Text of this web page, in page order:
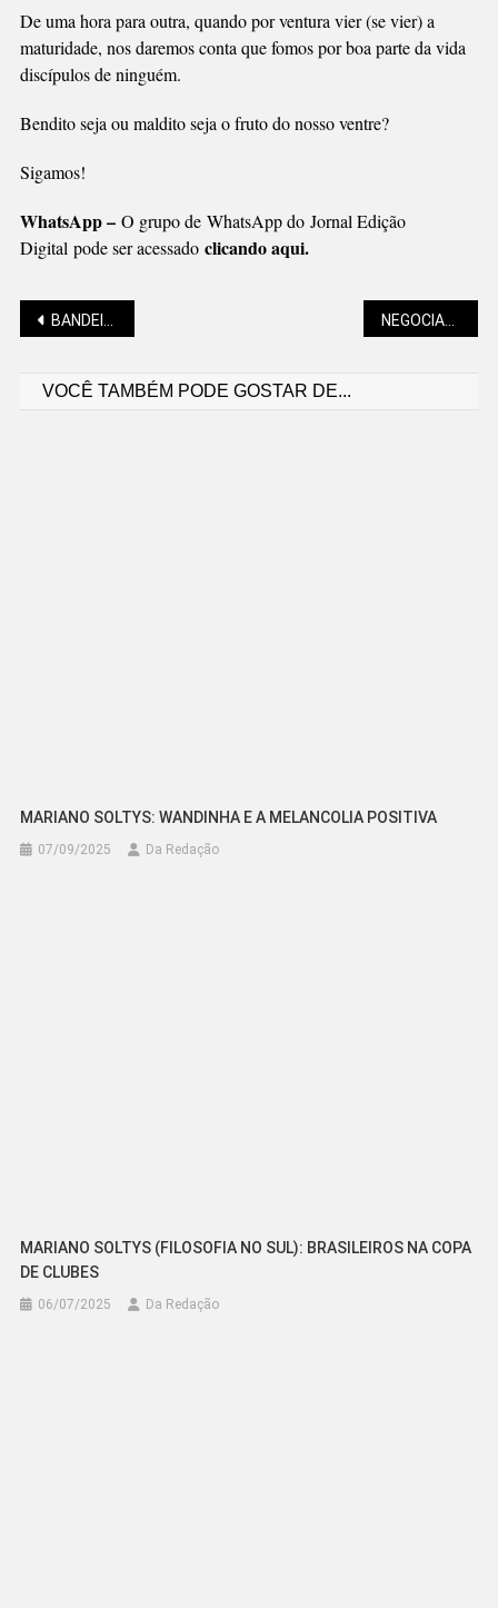
De uma hora para outra, quando por ventura vier (se vier) a
maturidade, nos daremos conta que fomos por boa parte da vida
discípulos de ninguém.
Bendito seja ou maldito seja o fruto do nosso ventre?
Sigamos!
WhatsApp – O grupo de WhatsApp do Jornal Edição
Digital pode ser acessado clicando aqui.
Navegação
BANDEIRA VERDE CONTINUA EM AGOSTO, SEM COBRANÇA ADICIONAL DE ENERGIA
VOCÊ TAMBÉM PODE GOSTAR DE...
MARIANO SOLTYS: WANDINHA E A MELANCOLIA POSITIVA
07/09/2025 Da Redação
MARIANO SOLTYS (FILOSOFIA NO SUL): BRASILEIROS NA COPA
DE CLUBES
06/07/2025 Da Redação